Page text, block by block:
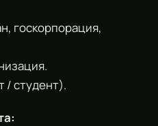
госкорпорация,
/ студент).